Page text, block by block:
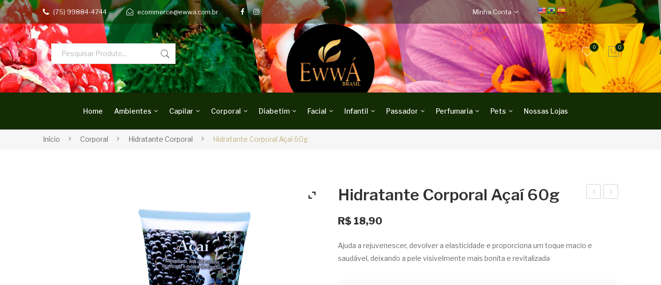
(75) 99884-4744 ecommerce@ewwa.com.br Minha Conta
0
0
Home Ambientes Capilar Corporal Diabetim Facial Infantil Passador Perfumaria Pets Nossas Lojas
Início Corporal Hidratante Corporal Hidratante Corporal Açaí 60g
E
Hidratante Corporal Açaí 60g
R$ 18,90
Ajuda a rejuvenescer, devolver a elasticidade e proporciona um toque macio e
saudável, deixando a pele visivelmente mais bonita e revitalizada